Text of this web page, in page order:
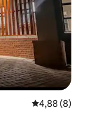
5 üzerinden
4,88 (8)